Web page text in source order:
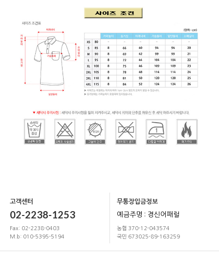
고객센터
02-2238-1253
Fax: 02-2238-0403
M.b: 010-5395-5194
무통장입금정보
예금주명 : 경신어패럴
농협 370-12-043574
국민 673025-89-163259